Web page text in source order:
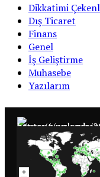
Dikkatimi
Dış Ticaret
Finans
Genel
İş Geliştirme
Muhasebe
Yazılarım